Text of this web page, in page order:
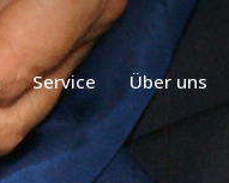
Service Über uns